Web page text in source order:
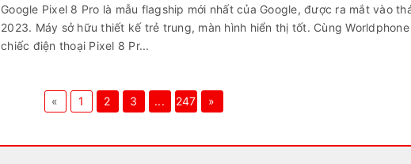
Google Pixel 8 Pro là mẫu flagship mới nhất của Google, được ra mắt vào
2023. Máy sở hữu thiết kế trẻ trung, màn hình hiển thị tốt. Cùng
chiếc điện thoại Pixel 8 Pr...
« 1 2 3 ... 247 »